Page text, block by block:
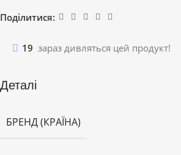
Поділитися:
19 зараз дивляться цей продукт!
Деталі
БРЕНД (КРАЇНА)